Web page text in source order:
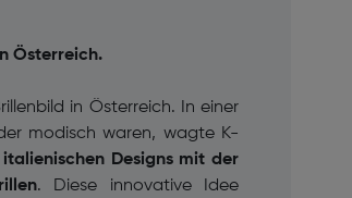
Österreich.
in Österreich. In einer
modisch waren, wagte K-
Designs mit der
. Diese innovative Idee